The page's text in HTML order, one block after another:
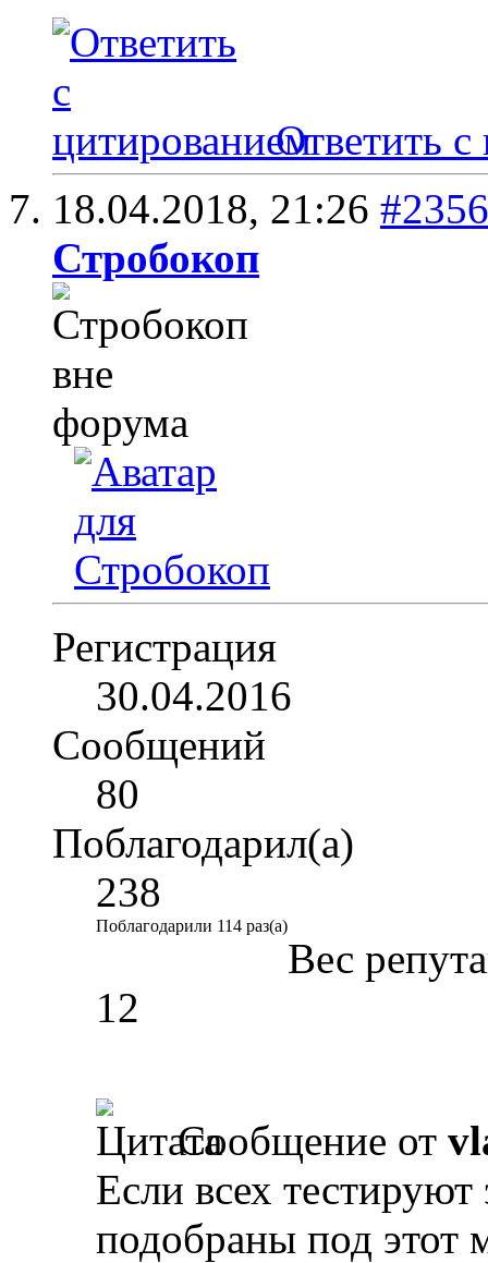
Ответить с
18.04.2018, 21:26 #2356
Стробокоп
Регистрация
30.04.2016
Сообщений
80
Поблагодарил(а)
238
Поблагодарили 114 раз(а)
Вес
12
Сообщение от
Если всех
подобраны под этот